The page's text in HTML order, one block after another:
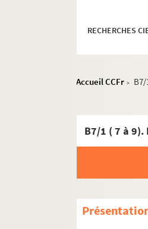
RECHERCHES
Accueil CCFr >
B7/1 ( 7 à